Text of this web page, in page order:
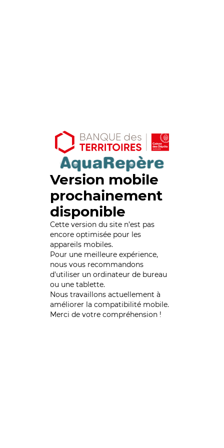
Version mobile
prochainement
disponible
Cette version du site n’est pas
encore optimisée pour les
appareils mobiles.
Pour une meilleure expérience,
nous vous recommandons
d'utiliser un ordinateur de bureau
ou une tablette.
Nous travaillons actuellement à
améliorer la compatibilité mobile.
Merci de votre compréhension !